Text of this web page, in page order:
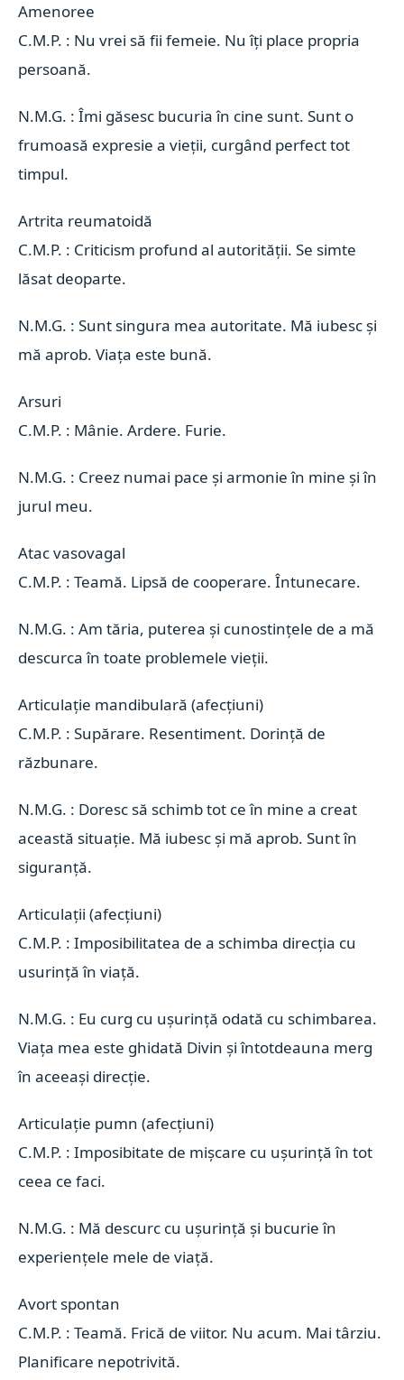
Amenoree
C.M.P. : Nu vrei să fii femeie. Nu îți place propria
persoană.
N.M.G. : Îmi găsesc bucuria în cine sunt. Sunt o
frumoasă expresie a vieții, curgând perfect tot
timpul.
Artrita reumatoidă
C.M.P. : Criticism profund al autorității. Se simte
lăsat deoparte.
N.M.G. : Sunt singura mea autoritate. Mă iubesc și
mă aprob. Viața este bună.
Arsuri
C.M.P. : Mânie. Ardere. Furie.
N.M.G. : Creez numai pace și armonie în mine și în
jurul meu.
Atac vasovagal
C.M.P. : Teamă. Lipsă de cooperare. Întunecare.
N.M.G. : Am tăria, puterea și cunostințele de a mă
descurca în toate problemele vieții.
Articulație mandibulară (afecțiuni)
C.M.P. : Supărare. Resentiment. Dorință de
răzbunare.
N.M.G. : Doresc să schimb tot ce în mine a creat
această situație. Mă iubesc și mă aprob. Sunt în
siguranță.
Articulații (afecțiuni)
C.M.P. : Imposibilitatea de a schimba direcția cu
usurință în viață.
N.M.G. : Eu curg cu ușurință odată cu schimbarea.
Viața mea este ghidată Divin și întotdeauna merg
în aceeași direcție.
Articulație pumn (afecțiuni)
C.M.P. : Imposibitate de mișcare cu ușurință în tot
ceea ce faci.
N.M.G. : Mă descurc cu ușurință și bucurie în
experiențele mele de viață.
Avort spontan
C.M.P. : Teamă. Frică de viitor. Nu acum. Mai târziu.
Planificare nepotrivită.